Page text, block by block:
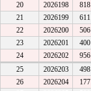
20
2026198 818
21
2026199 611
22
2026200 506
23
2026201 400
24
2026202 956
25
2026203 498
26
2026204 177